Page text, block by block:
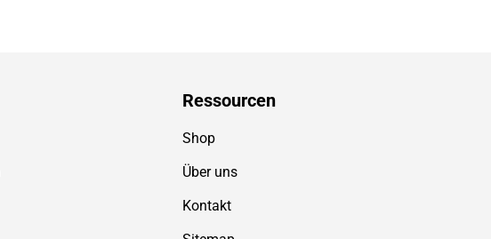
Ressourcen
Shop
Über uns
Kontakt